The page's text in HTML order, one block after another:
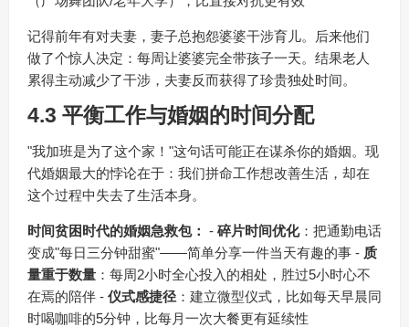
记得前年有对夫妻，妻子总抱怨婆婆干涉育儿。后来他们
做了个惊人决定：每周让婆婆完全带孩子一天。结果老人
累得主动减少了干涉，夫妻反而获得了珍贵独处时间。
4.3 平衡工作与婚姻的时间分配
"我加班是为了这个家！"这句话可能正在谋杀你的婚姻。现
代婚姻最大的悖论在于：我们拼命工作想改善生活，却在
这个过程中失去了生活本身。
时间贫困时代的婚姻急救包： - 碎片时间优化：把通勤电话
变成"每日三分钟甜蜜"——简单分享一件当天有趣的事 - 质
量重于数量：每周2小时全心投入的相处，胜过5小时心不
在焉的陪伴 - 仪式感捷径：建立微型仪式，比如每天早晨同
时喝咖啡的5分钟，比每月一次大餐更有延续性